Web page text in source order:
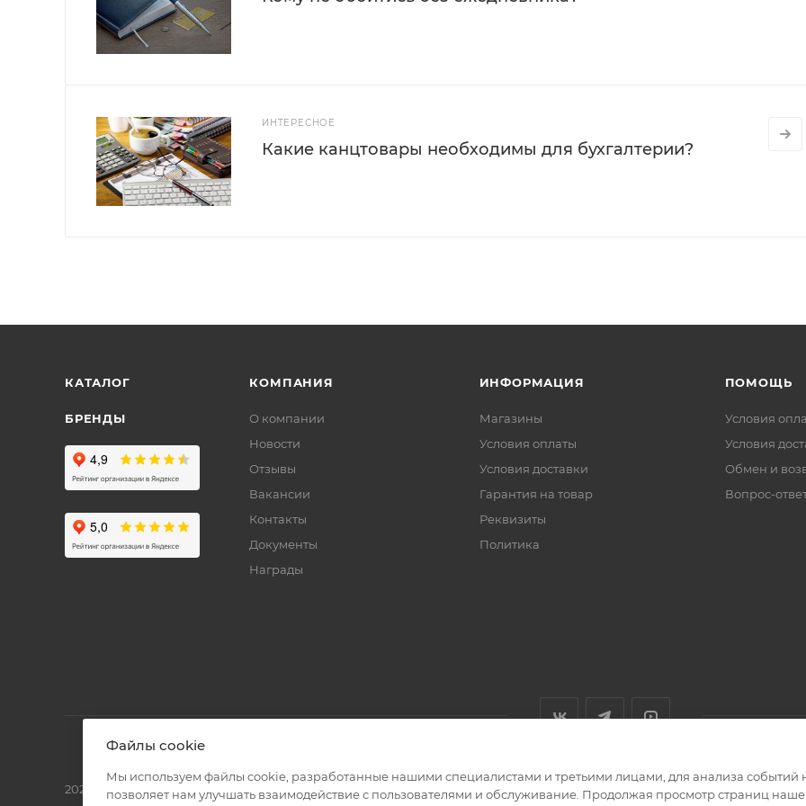
ИНТЕРЕСНОЕ
Какие канцтовары необходимы для бухгалтерии?
КАТАЛОГ
БРЕНДЫ
КОМПАНИЯ
О компании
Новости
Отзывы
Вакансии
Контакты
Документы
Награды
ИНФОРМАЦИЯ
Магазины
Условия оплаты
Условия доставки
Гарантия на товар
Реквизиты
Политика
ПОМОЩЬ
Условия
Условия
Обмен и
Вопрос-
2026 © Полиграф кит - интернет-магазин
Файлы cookie
Мы используем файлы cookie, разработанные нашими специалистами и третьими лицами, для анализа событий
позволяет нам улучшать взаимодействие с пользователями и обслуживание. Продолжая просмотр страниц